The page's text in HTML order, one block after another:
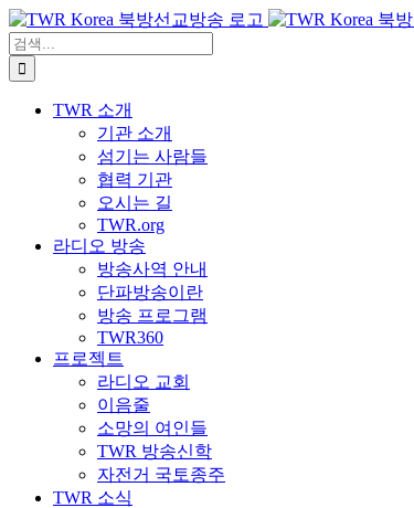
콘
텐
츠
로
검
색:
TWR 소개
기관 소개
섬기는 사람들
협력 기관
오시는 길
TWR.org
라디오 방송
방송사역 안내
단파방송이란
방송 프로그램
TWR360
프로젝트
라디오 교회
이음줄
소망의 여인들
TWR 방송신학
자전거 국토종주
TWR 소식